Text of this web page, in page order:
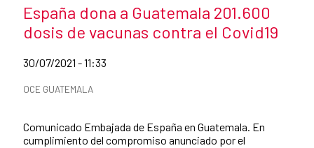
News title
España dona a Guatemala 201.600
dosis de vacunas contra el Covid19
Date of publication of the news item
30/07/2021 - 11:33
News categories
OCE GUATEMALA
Comunicado Embajada de España en Guatemala. En
cumplimiento del compromiso anunciado por el